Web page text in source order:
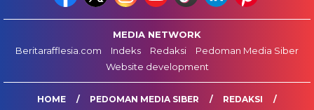
MEDIA NETWORK
Beritarafflesia.com
Indeks Redaksi
Pedoman Media Siber
Website development
HOME PEDOMAN MEDIA SIBER REDAKSI